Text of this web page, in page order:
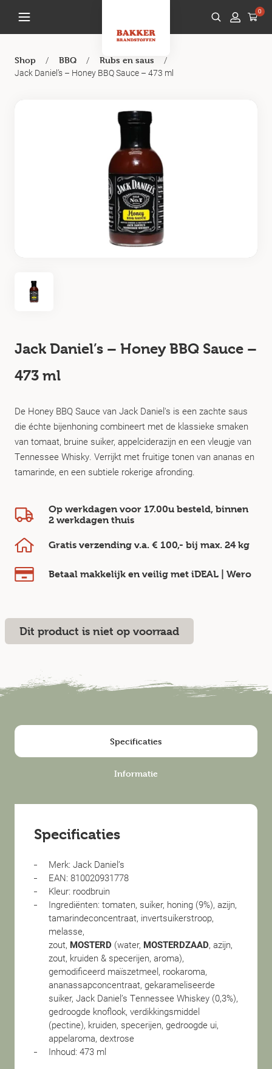
0
Shop / BBQ / Rubs en saus
/
Jack Daniel’s – Honey BBQ Sauce – 473 ml
Jack Daniel’s – Honey BBQ Sauce –
473 ml
De Honey BBQ Sauce van Jack Daniel's is een zachte saus
die échte bijenhoning combineert met de klassieke smaken
van tomaat, bruine suiker, appelciderazijn en een vleugje van
Tennessee Whisky. Verrijkt met fruitige tonen van ananas en
tamarinde, en een subtiele rokerige afronding.
Op werkdagen voor 17.00u besteld, binnen
2 werkdagen thuis
Gratis verzending v.a. € 100,- bij max. 24 kg
Betaal makkelijk en veilig met iDEAL | Wero
Dit product is niet op voorraad
Specificaties
Informatie
Specificaties
Merk: Jack Daniel’s
EAN: 810020931778
Kleur: roodbruin
Ingrediënten: tomaten, suiker, honing (9%), azijn,
tamarindeconcentraat, invertsuikerstroop,
melasse,
zout, MOSTERD (water, MOSTERDZAAD, azijn,
zout, kruiden & specerijen, aroma),
gemodificeerd maïszetmeel, rookaroma,
ananassapconcentraat, gekarameliseerde
suiker, Jack Daniel’s Tennessee Whiskey (0,3%),
gedroogde knoflook, verdikkingsmiddel
(pectine), kruiden, specerijen, gedroogde ui,
appelaroma, dextrose
Inhoud: 473 ml